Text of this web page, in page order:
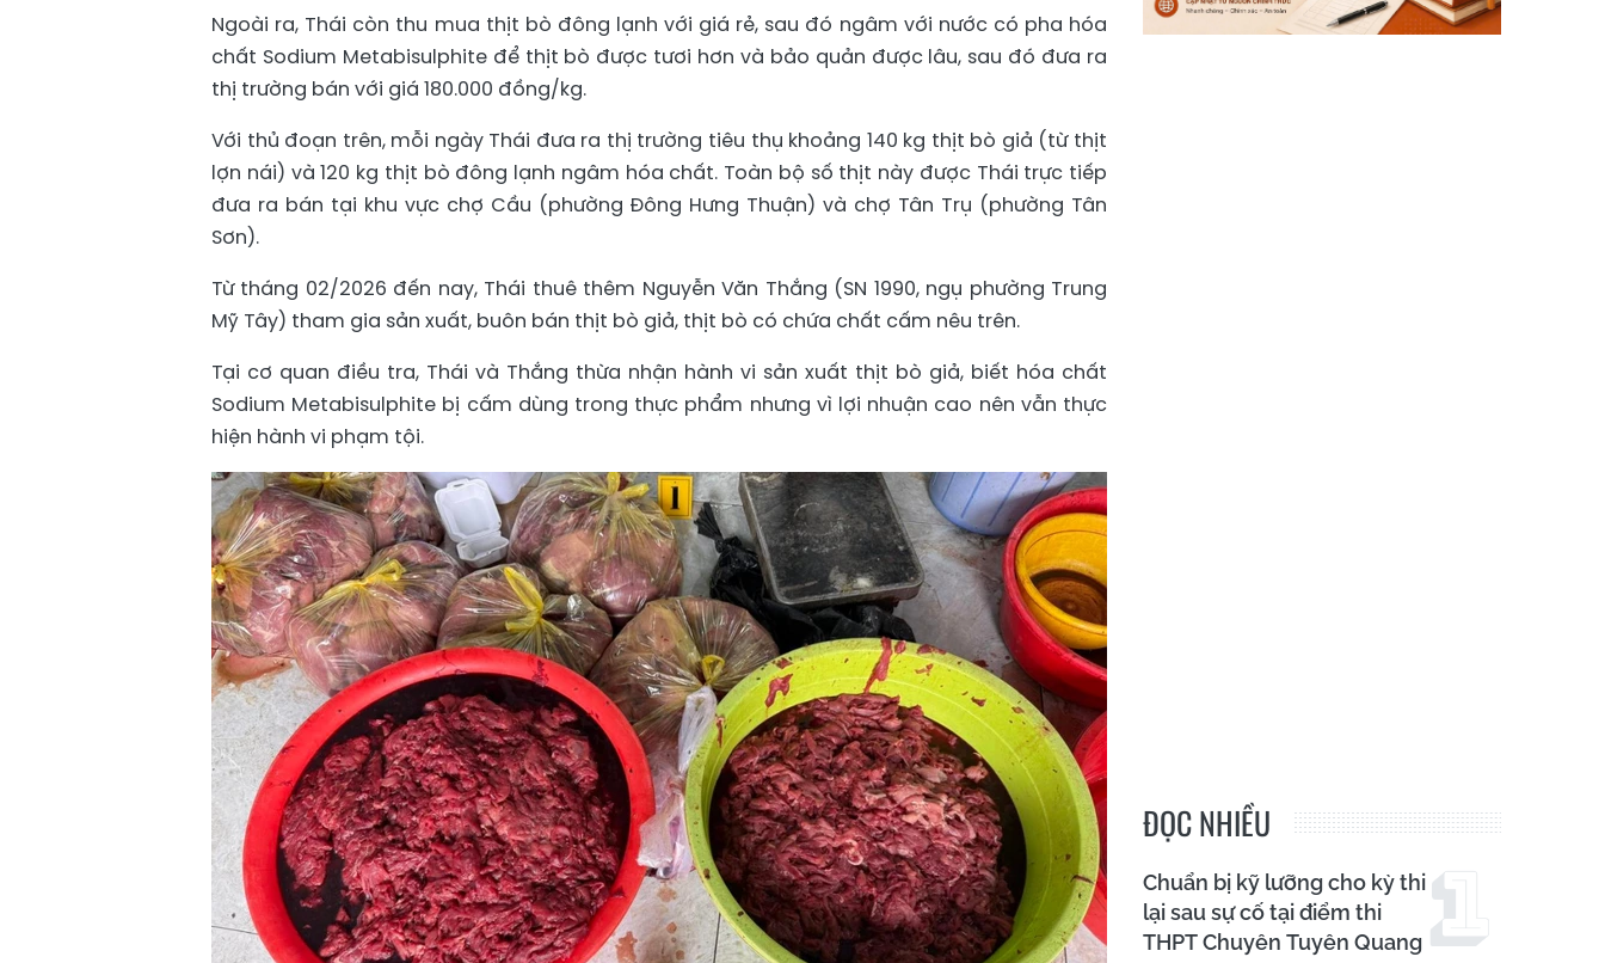
Ngoài ra, Thái còn thu mua thịt bò đông lạnh với giá rẻ, sau đó ngâm với nước có pha hóa
chất Sodium Metabisulphite để thịt bò được tươi hơn và bảo quản được lâu, sau đó đưa ra
thị trường bán với giá 180.000 đồng/kg.
Với thủ đoạn trên, mỗi ngày Thái đưa ra thị trường tiêu thụ khoảng 140 kg thịt bò giả (từ thịt
lợn nái) và 120 kg thịt bò đông lạnh ngâm hóa chất. Toàn bộ số thịt này được Thái trực tiếp
đưa ra bán tại khu vực chợ Cầu (phường Đông Hưng Thuận) và chợ Tân Trụ (phường Tân
Sơn).
Từ tháng 02/2026 đến nay, Thái thuê thêm Nguyễn Văn Thắng (SN 1990, ngụ phường Trung
Mỹ Tây) tham gia sản xuất, buôn bán thịt bò giả, thịt bò có chứa chất cấm nêu trên.
Tại cơ quan điều tra, Thái và Thắng thừa nhận hành vi sản xuất thịt bò giả, biết hóa chất
Sodium Metabisulphite bị cấm dùng trong thực phẩm nhưng vì lợi nhuận cao nên vẫn thực
hiện hành vi phạm tội.
ĐỌC NHIỀU
Chuẩn bị kỹ lưỡng cho kỳ thi
lại sau sự cố tại điểm thi
THPT Chuyên Tuyên Quang